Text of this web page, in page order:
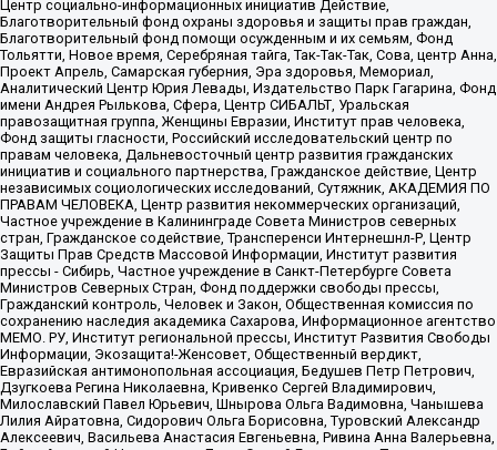
Центр социально-информационных инициатив Действие,
Благотворительный фонд охраны здоровья и защиты прав граждан,
Благотворительный фонд помощи осужденным и их семьям, Фонд
Тольятти, Новое время, Серебряная тайга, Так-Так-Так, Сова, центр Анна,
Проект Апрель, Самарская губерния, Эра здоровья, Мемориал,
Аналитический Центр Юрия Левады, Издательство Парк Гагарина, Фонд
имени Андрея Рылькова, Сфера, Центр СИБАЛЬТ, Уральская
правозащитная группа, Женщины Евразии, Институт прав человека,
Фонд защиты гласности, Российский исследовательский центр по
правам человека, Дальневосточный центр развития гражданских
инициатив и социального партнерства, Гражданское действие, Центр
независимых социологических исследований, Сутяжник, АКАДЕМИЯ ПО
ПРАВАМ ЧЕЛОВЕКА, Центр развития некоммерческих организаций,
Частное учреждение в Калининграде Совета Министров северных
стран, Гражданское содействие, Трансперенси Интернешнл-Р, Центр
Защиты Прав Средств Массовой Информации, Институт развития
прессы - Сибирь, Частное учреждение в Санкт-Петербурге Совета
Министров Северных Стран, Фонд поддержки свободы прессы,
Гражданский контроль, Человек и Закон, Общественная комиссия по
сохранению наследия академика Сахарова, Информационное агентство
МЕМО. РУ, Институт региональной прессы, Институт Развития Свободы
Информации, Экозащита!-Женсовет, Общественный вердикт,
Евразийская антимонопольная ассоциация, Бедушев Петр Петрович,
Дзугкоева Регина Николаевна, Кривенко Сергей Владимирович,
Милославский Павел Юрьевич, Шнырова Ольга Вадимовна, Чанышева
Лилия Айратовна, Сидорович Ольга Борисовна, Туровский Александр
Алексеевич, Васильева Анастасия Евгеньевна, Ривина Анна Валерьевна,